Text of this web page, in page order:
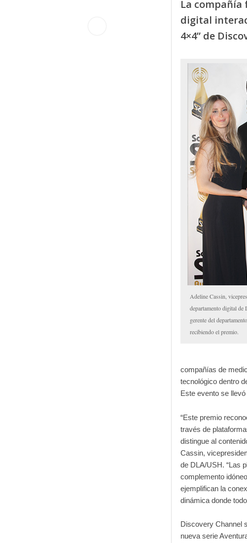
La compañía
digital
4×4” de
Adeline Cassin,
departamento digital
gerente del
recibiendo el premio.
compañías de
tecnológico dentro
Este evento se
“Este premio
través de
distingue al
Cassin,
de DLA/USH. “Las
complemento
ejemplifican la
dinámica donde
Discovery Channel
nueva serie